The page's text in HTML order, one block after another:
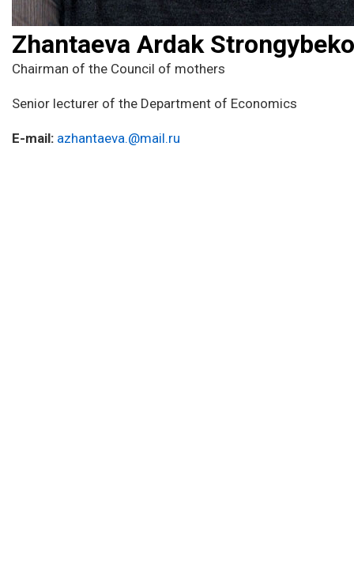
Zhantaeva Ardak
Chairman of the Council of mothers
Senior lecturer of the Department of Economics
E-mail: azhantaeva.@mail.ru